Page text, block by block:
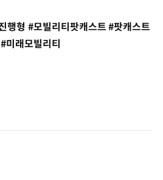
행형 #모빌리티팟캐스트 #팟캐스트
미래모빌리티